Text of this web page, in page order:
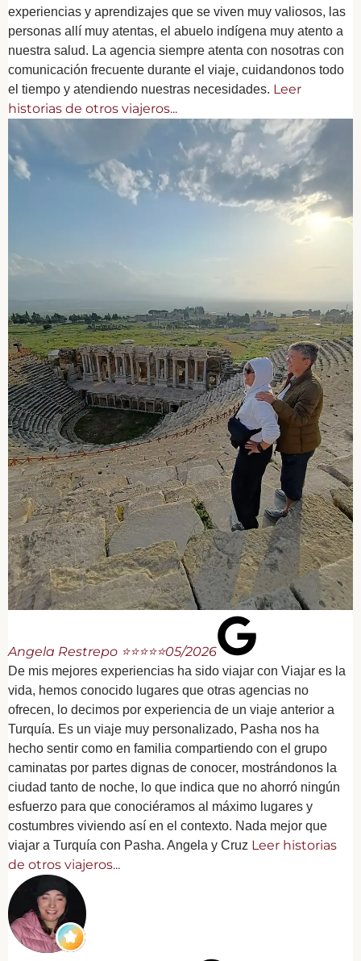
experiencias y aprendizajes que se viven muy valiosos, las
personas allí muy atentas, el abuelo indígena muy atento a
nuestra salud. La agencia siempre atenta con nosotras con
comunicación frecuente durante el viaje, cuidandonos todo
el tiempo y atendiendo nuestras necesidades. Leer
historias de otros viajeros...
Angela Restrepo ⭐⭐⭐⭐⭐05/2026
De mis mejores experiencias ha sido viajar con Viajar es la
vida, hemos conocido lugares que otras agencias no
ofrecen, lo decimos por experiencia de un viaje anterior a
Turquía. Es un viaje muy personalizado, Pasha nos ha
hecho sentir como en familia compartiendo con el grupo
caminatas por partes dignas de conocer, mostrándonos la
ciudad tanto de noche, lo que indica que no ahorró ningún
esfuerzo para que conociéramos al máximo lugares y
costumbres viviendo así en el contexto. Nada mejor que
viajar a Turquía con Pasha. Angela y Cruz Leer historias
de otros viajeros...